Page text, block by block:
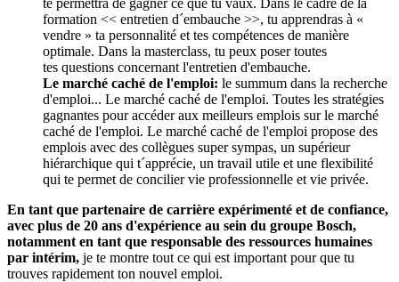
formation << entretien d´embauche >>, tu apprendras à «
vendre » ta personnalité et tes compétences de manière
optimale. Dans la masterclass, tu peux poser toutes
tes questions concernant l'entretien d'embauche.
Le marché caché de l'emploi: le summum dans la recherche
d'emploi... Le marché caché de l'emploi. Toutes les stratégies
gagnantes pour accéder aux meilleurs emplois sur le marché
caché de l'emploi. Le marché caché de l'emploi propose des
emplois avec des collègues super sympas, un supérieur
hiérarchique qui t´apprécie, un travail utile et une flexibilité
qui te permet de concilier vie professionnelle et vie privée.
En tant que partenaire de carrière expérimenté et de confiance,
avec plus de 20 ans d'expérience au sein du groupe Bosch,
notamment en tant que responsable des ressources humaines
par intérim, je te montre tout ce qui est important pour que tu
trouves rapidement ton nouvel emploi.